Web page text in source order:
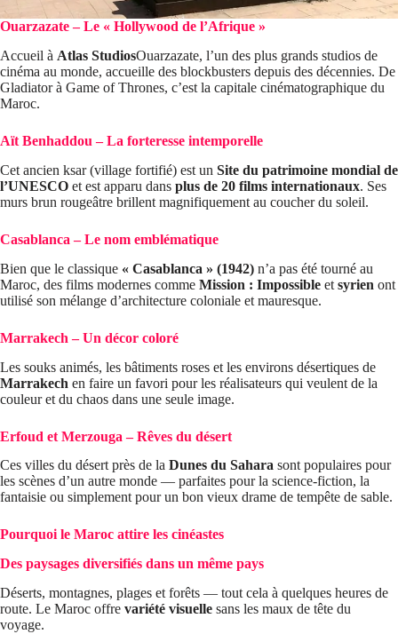
Ouarzazate – Le « Hollywood de l’Afrique »
Accueil à Atlas StudiosOuarzazate, l’un des plus grands studios de
cinéma au monde, accueille des blockbusters depuis des décennies. De
Gladiator à Game of Thrones, c’est la capitale cinématographique du
Maroc.
Aït Benhaddou – La forteresse intemporelle
Cet ancien ksar (village fortifié) est un Site du patrimoine mondial de
l’UNESCO et est apparu dans plus de 20 films internationaux. Ses
murs brun rougeâtre brillent magnifiquement au coucher du soleil.
Casablanca – Le nom emblématique
Bien que le classique « Casablanca » (1942) n’a pas été tourné au
Maroc, des films modernes comme Mission : Impossible et syrien ont
utilisé son mélange d’architecture coloniale et mauresque.
Marrakech – Un décor coloré
Les souks animés, les bâtiments roses et les environs désertiques de
Marrakech en faire un favori pour les réalisateurs qui veulent de la
couleur et du chaos dans une seule image.
Erfoud et Merzouga – Rêves du désert
Ces villes du désert près de la Dunes du Sahara sont populaires pour
les scènes d’un autre monde — parfaites pour la science-fiction, la
fantaisie ou simplement pour un bon vieux drame de tempête de sable.
Pourquoi le Maroc attire les cinéastes
Des paysages diversifiés dans un même pays
Déserts, montagnes, plages et forêts — tout cela à quelques heures de
route. Le Maroc offre variété visuelle sans les maux de tête du
voyage.